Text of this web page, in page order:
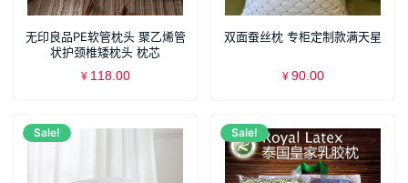
无印良品PE软管枕头 聚乙烯管
状护颈椎矮枕头 枕芯
¥ 118.00
双面蚕丝枕 专柜定制款满天星
¥ 90.00
Sale! Sale!